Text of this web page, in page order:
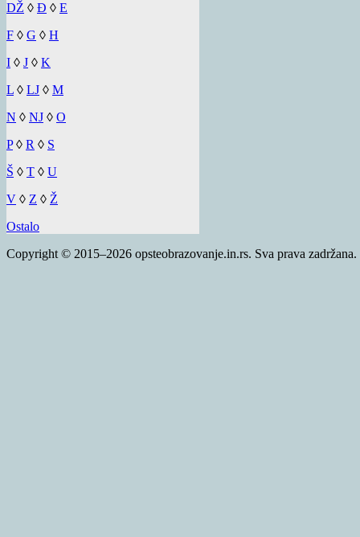
DŽ ◊ Đ ◊ E
F ◊ G ◊ H
I ◊ J ◊ K
L ◊ LJ ◊ M
N ◊ NJ ◊ O
P◊ R ◊ S
Š ◊ T ◊ U
V ◊ Z ◊ Ž
Ostalo
Copyright © 2015–2026 opsteobrazovanje.in.rs. Sva prava